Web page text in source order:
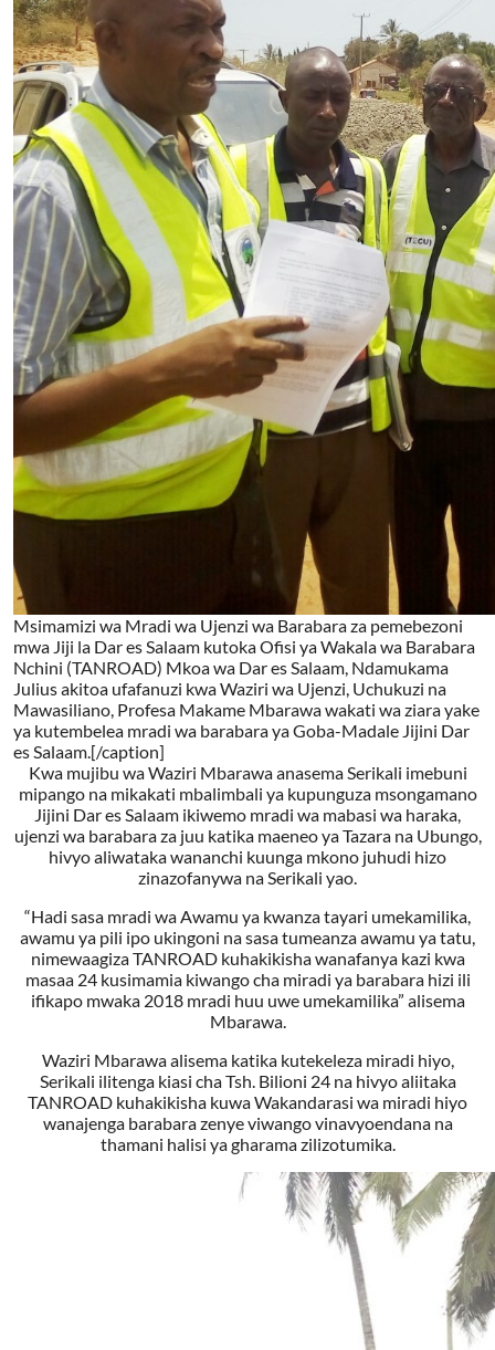
Msimamizi wa Mradi wa Ujenzi wa Barabara za pemebezoni
mwa Jiji la Dar es Salaam kutoka Ofisi ya Wakala wa Barabara
Nchini (TANROAD) Mkoa wa Dar es Salaam, Ndamukama
Julius akitoa ufafanuzi kwa Waziri wa Ujenzi, Uchukuzi na
Mawasiliano, Profesa Makame Mbarawa wakati wa ziara yake
ya kutembelea mradi wa barabara ya Goba-Madale Jijini Dar
es Salaam.[/caption]
Kwa mujibu wa Waziri Mbarawa anasema Serikali imebuni
mipango na mikakati mbalimbali ya kupunguza msongamano
Jijini Dar es Salaam ikiwemo mradi wa mabasi wa haraka,
ujenzi wa barabara za juu katika maeneo ya Tazara na Ubungo,
hivyo aliwataka wananchi kuunga mkono juhudi hizo
zinazofanywa na Serikali yao.
“Hadi sasa mradi wa Awamu ya kwanza tayari umekamilika,
awamu ya pili ipo ukingoni na sasa tumeanza awamu ya tatu,
nimewaagiza TANROAD kuhakikisha wanafanya kazi kwa
masaa 24 kusimamia kiwango cha miradi ya barabara hizi ili
ifikapo mwaka 2018 mradi huu uwe umekamilika” alisema
Mbarawa.
Waziri Mbarawa alisema katika kutekeleza miradi hiyo,
Serikali ilitenga kiasi cha Tsh. Bilioni 24 na hivyo aliitaka
TANROAD kuhakikisha kuwa Wakandarasi wa miradi hiyo
wanajenga barabara zenye viwango vinavyoendana na
thamani halisi ya gharama zilizotumika.